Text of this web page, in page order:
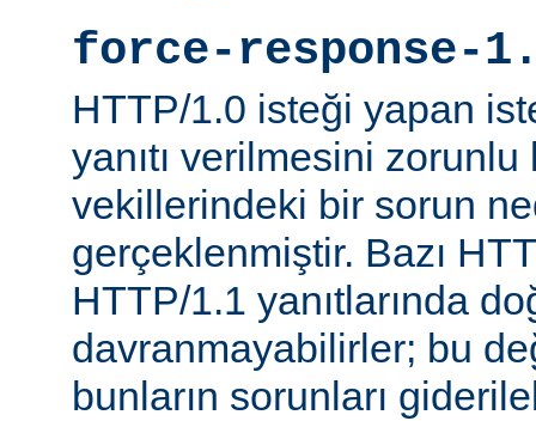
force-response-
HTTP/1.0 isteği yapan
yanıtı verilmesini zorunlu
vekillerindeki bir sorun
gerçeklenmiştir. Bazı
HTTP/1.1 yanıtlarında
davranmayabilirler; bu
bunların sorunları